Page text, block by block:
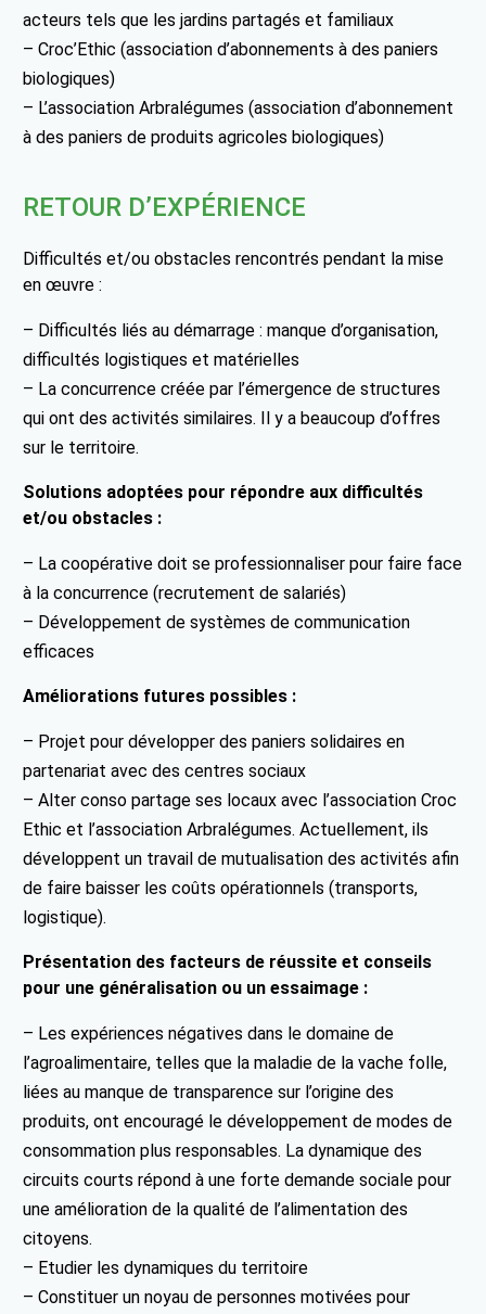
acteurs tels que les jardins partagés et familiaux
– Croc’Ethic (association d’abonnements à des paniers
biologiques)
– L’association Arbralégumes (association d’abonnement
à des paniers de produits agricoles biologiques)
RETOUR D’EXPÉRIENCE
Difficultés et/ou obstacles rencontrés pendant la mise
en œuvre :
– Difficultés liés au démarrage : manque d’organisation,
difficultés logistiques et matérielles
– La concurrence créée par l’émergence de structures
qui ont des activités similaires. Il y a beaucoup d’offres
sur le territoire.
Solutions adoptées pour répondre aux difficultés
et/ou obstacles :
– La coopérative doit se professionnaliser pour faire face
à la concurrence (recrutement de salariés)
– Développement de systèmes de communication
efficaces
Améliorations futures possibles :
– Projet pour développer des paniers solidaires en
partenariat avec des centres sociaux
– Alter conso partage ses locaux avec l’association Croc
Ethic et l’association Arbralégumes. Actuellement, ils
développent un travail de mutualisation des activités afin
de faire baisser les coûts opérationnels (transports,
logistique).
Présentation des facteurs de réussite et conseils
pour une généralisation ou un essaimage :
– Les expériences négatives dans le domaine de
l’agroalimentaire, telles que la maladie de la vache folle,
liées au manque de transparence sur l’origine des
produits, ont encouragé le développement de modes de
consommation plus responsables. La dynamique des
circuits courts répond à une forte demande sociale pour
une amélioration de la qualité de l’alimentation des
citoyens.
– Etudier les dynamiques du territoire
– Constituer un noyau de personnes motivées pour